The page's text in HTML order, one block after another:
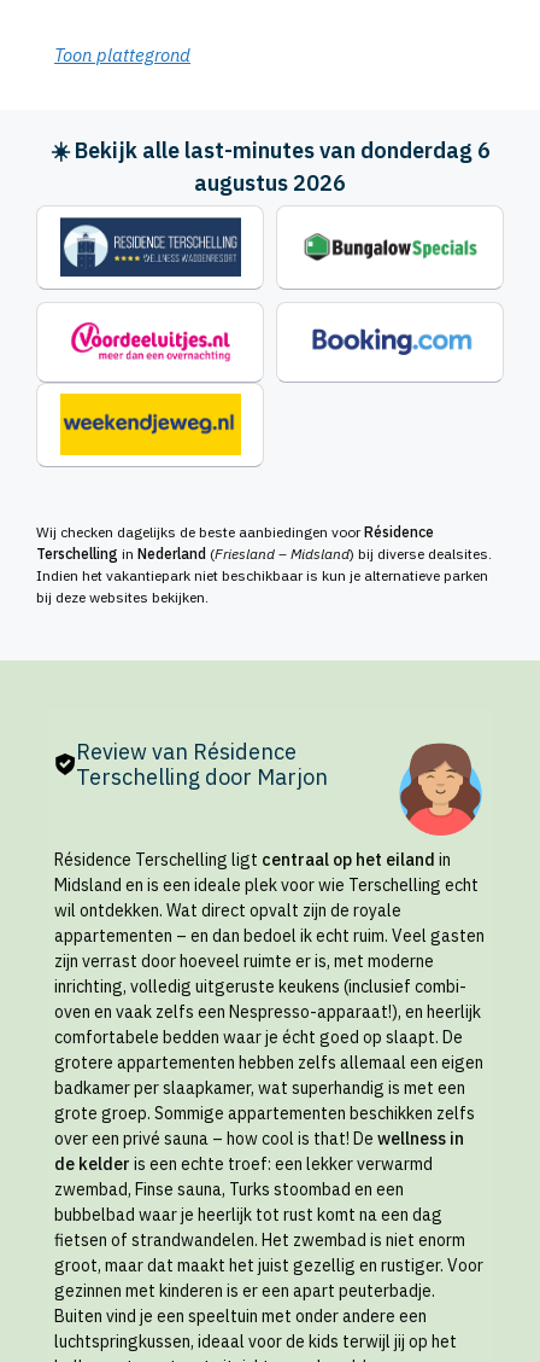
Toon plattegrond
☀️ Bekijk alle last-minutes van donderdag 6
augustus 2026
Wij checken dagelijks de beste aanbiedingen voorRésidence
Terschelling in Nederland (Friesland – Midsland) bij diverse dealsites.
Indien het vakantiepark niet beschikbaar is kun je alternatieve parken
bij deze websites bekijken.
Review van Résidence
Terschelling door Marjon
Résidence Terschelling ligt centraal op het eiland in
Midsland en is een ideale plek voor wie Terschelling echt
wil ontdekken. Wat direct opvalt zijn de royale
appartementen – en dan bedoel ik echt ruim. Veel gasten
zijn verrast door hoeveel ruimte er is, met moderne
inrichting, volledig uitgeruste keukens (inclusief combi-
oven en vaak zelfs een Nespresso-apparaat!), en heerlijk
comfortabele bedden waar je écht goed op slaapt. De
grotere appartementen hebben zelfs allemaal een eigen
badkamer per slaapkamer, wat superhandig is met een
grote groep. Sommige appartementen beschikken zelfs
over een privé sauna – how cool is that! De wellness in
de kelder is een echte troef: een lekker verwarmd
zwembad, Finse sauna, Turks stoombad en een
bubbelbad waar je heerlijk tot rust komt na een dag
fietsen of strandwandelen. Het zwembad is niet enorm
groot, maar dat maakt het juist gezellig en rustiger. Voor
gezinnen met kinderen is er een apart peuterbadje.
Buiten vind je een speeltuin met onder andere een
luchtspringkussen, ideaal voor de kids terwijl jij op het